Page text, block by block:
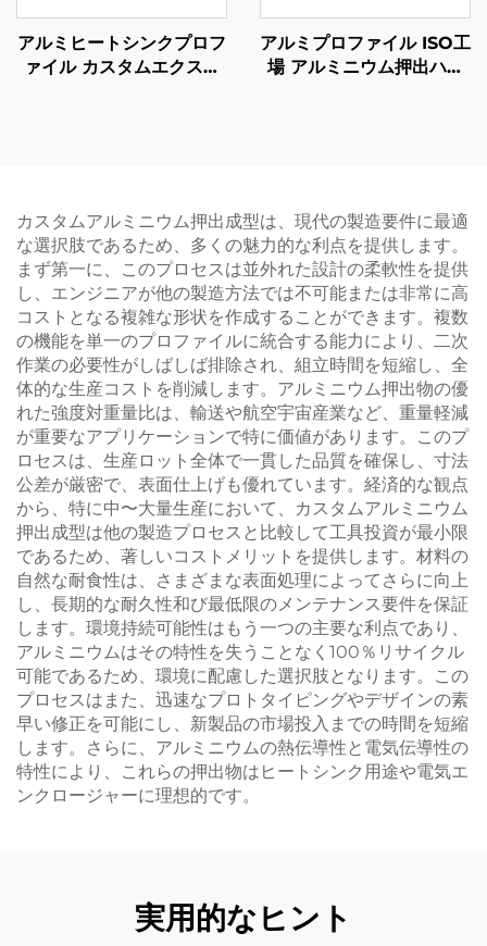
アルミヒートシンクプロフ
ァイル カスタムエクスト
アルミプロファイル ISO工
場 アルミニウム押出ハン
カスタムアルミニウム押出成型は、現代の製造要件に最適
な選択肢であるため、多くの魅力的な利点を提供します。
まず第一に、このプロセスは並外れた設計の柔軟性を提供
し、エンジニアが他の製造方法では不可能または非常に高
コストとなる複雑な形状を作成することができます。複数
の機能を単一のプロファイルに統合する能力により、二次
作業の必要性がしばしば排除され、組立時間を短縮し、全
体的な生産コストを削減します。アルミニウム押出物の優
れた強度対重量比は、輸送や航空宇宙産業など、重量軽減
が重要なアプリケーションで特に価値があります。このプ
ロセスは、生産ロット全体で一貫した品質を確保し、寸法
公差が厳密で、表面仕上げも優れています。経済的な観点
から、特に中〜大量生産において、カスタムアルミニウム
押出成型は他の製造プロセスと比較して工具投資が最小限
であるため、著しいコストメリットを提供します。材料の
自然な耐食性は、さまざまな表面処理によってさらに向上
し、長期的な耐久性和び最低限のメンテナンス要件を保証
します。環境持続可能性はもう一つの主要な利点であり、
アルミニウムはその特性を失うことなく100％リサイクル
可能であるため、環境に配慮した選択肢となります。この
プロセスはまた、迅速なプロトタイピングやデザインの素
早い修正を可能にし、新製品の市場投入までの時間を短縮
します。さらに、アルミニウムの熱伝導性と電気伝導性の
特性により、これらの押出物はヒートシンク用途や電気エ
ンクロージャーに理想的です。
実用的なヒント